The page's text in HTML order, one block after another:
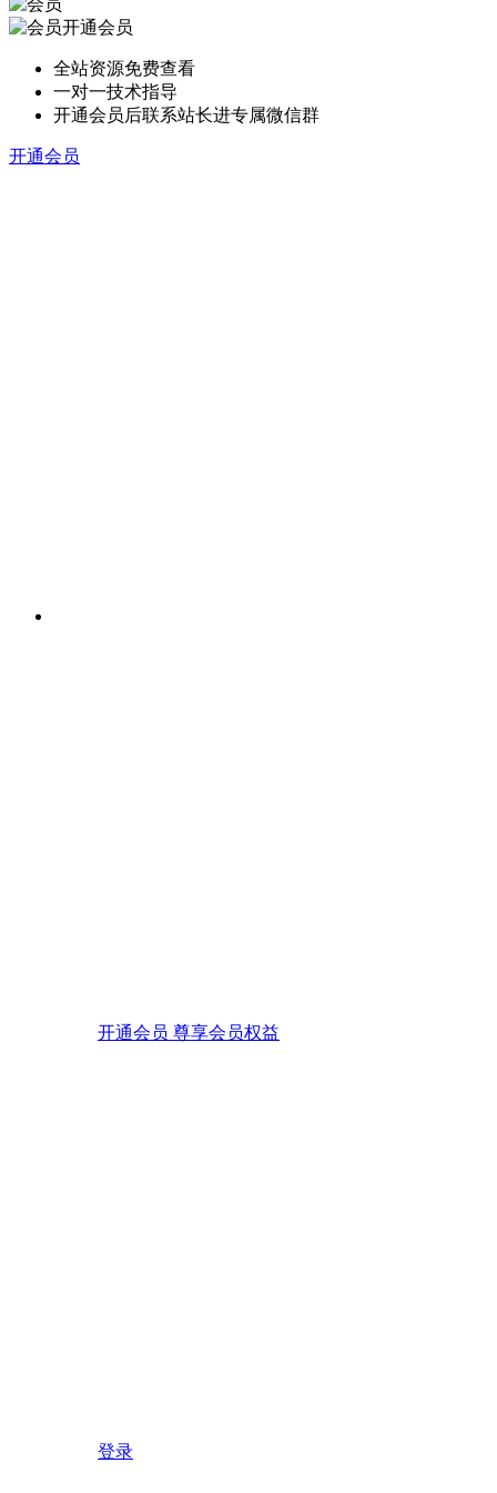
开通会员
全站资源免费查看
一对一技术指导
开通会员后联系站长进专属微信群
开通会员
开通会员 尊享会员权益
登录